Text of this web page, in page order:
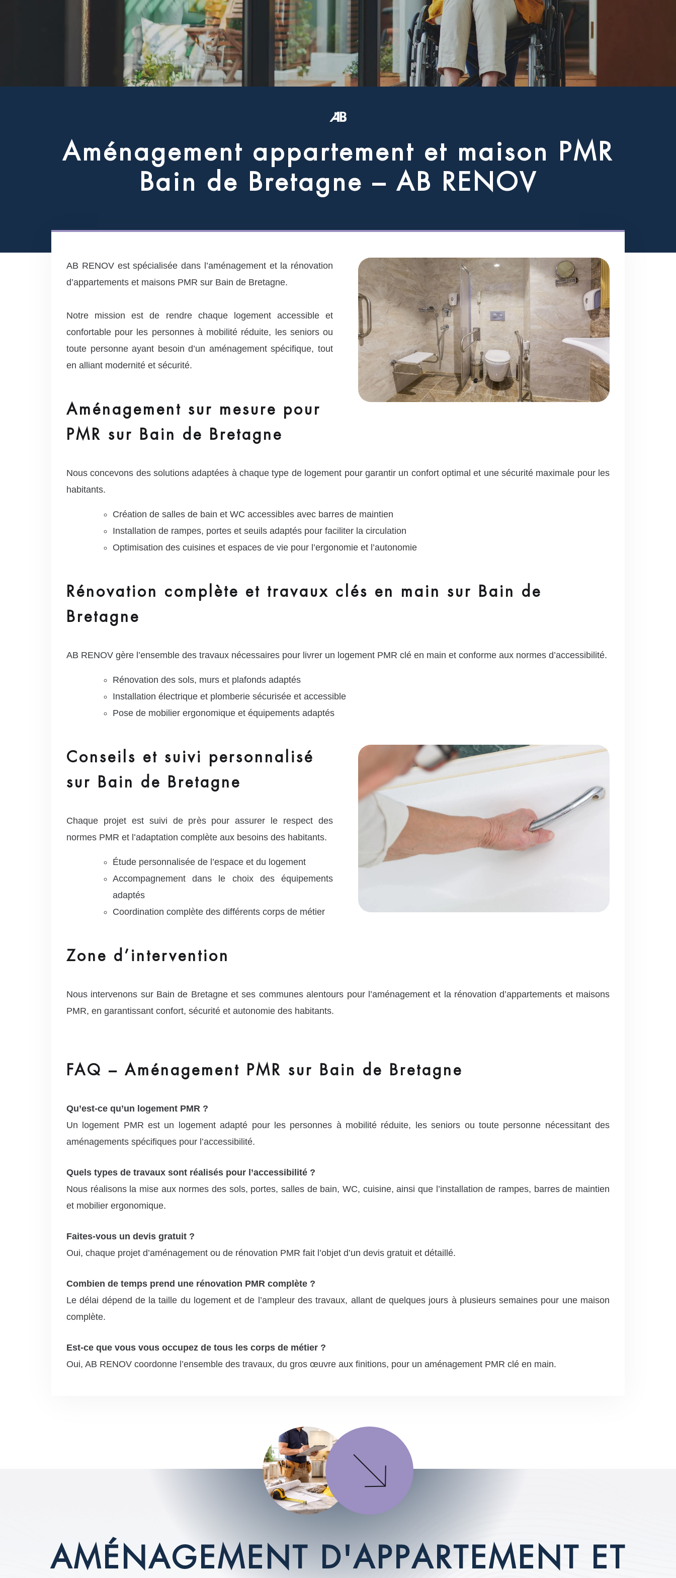
Aménagement appartement et maison PMR
Bain de Bretagne – AB RENOV
AB RENOV est spécialisée dans l’aménagement et la rénovation
d’appartements et maisons PMR sur Bain de Bretagne.
Notre mission est de rendre chaque logement accessible et
confortable pour les personnes à mobilité réduite, les seniors ou
toute personne ayant besoin d’un aménagement spécifique, tout
en alliant modernité et sécurité.
Aménagement sur mesure pour
PMR sur Bain de Bretagne
Nous concevons des solutions adaptées à chaque type de logement pour garantir un confort optimal et une sécurité maximale pour les
habitants.
Création de salles de bain et WC accessibles avec barres de maintien
Installation de rampes, portes et seuils adaptés pour faciliter la circulation
Optimisation des cuisines et espaces de vie pour l’ergonomie et l’autonomie
Rénovation complète et travaux clés en main sur Bain de
Bretagne
AB RENOV gère l’ensemble des travaux nécessaires pour livrer un logement PMR clé en main et conforme aux normes d’accessibilité.
Rénovation des sols, murs et plafonds adaptés
Installation électrique et plomberie sécurisée et accessible
Pose de mobilier ergonomique et équipements adaptés
Conseils et suivi personnalisé
sur Bain de Bretagne
Chaque projet est suivi de près pour assurer le respect des
normes PMR et l’adaptation complète aux besoins des habitants.
Étude personnalisée de l’espace et du logement
Accompagnement dans le choix des équipements
adaptés
Coordination complète des différents corps de métier
Zone d’intervention
Nous intervenons sur Bain de Bretagne et ses communes alentours pour l’aménagement et la rénovation d’appartements et maisons
PMR, en garantissant confort, sécurité et autonomie des habitants.
FAQ – Aménagement PMR sur Bain de Bretagne
Qu’est-ce qu’un logement PMR ?
Un logement PMR est un logement adapté pour les personnes à mobilité réduite, les seniors ou toute personne nécessitant des
aménagements spécifiques pour l’accessibilité.
Quels types de travaux sont réalisés pour l’accessibilité ?
Nous réalisons la mise aux normes des sols, portes, salles de bain, WC, cuisine, ainsi que l’installation de rampes, barres de maintien
et mobilier ergonomique.
Faites-vous un devis gratuit ?
Oui, chaque projet d’aménagement ou de rénovation PMR fait l’objet d’un devis gratuit et détaillé.
Combien de temps prend une rénovation PMR complète ?
Le délai dépend de la taille du logement et de l’ampleur des travaux, allant de quelques jours à plusieurs semaines pour une maison
complète.
Est-ce que vous vous occupez de tous les corps de métier ?
Oui, AB RENOV coordonne l’ensemble des travaux, du gros œuvre aux finitions, pour un aménagement PMR clé en main.
AMÉNAGEMENT D'APPARTEMENT ET